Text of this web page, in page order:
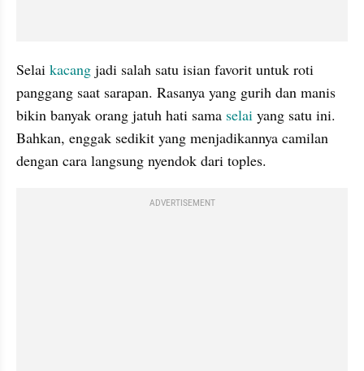
Selai kacang jadi salah satu isian favorit untuk roti
panggang saat sarapan. Rasanya yang gurih dan manis
bikin banyak orang jatuh hati sama selai yang satu ini.
Bahkan, enggak sedikit yang menjadikannya camilan
dengan cara langsung nyendok dari toples.
ADVERTISEMENT